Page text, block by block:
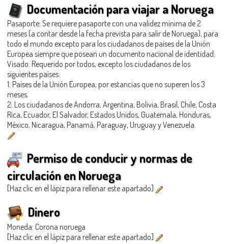
Documentación para viajar a Noruega
Pasaporte: Se requiere pasaporte con una validez mínima de 2
meses (a contar desde la fecha prevista para salir de Noruega), para
todo el mundo excepto para los ciudadanos de países de la Unión
Europea siempre que posean un documento nacional de identidad:
Visado: Requerido por todos, excepto los ciudadanos de los
siguientes países:
1: Países de la Unión Europea, por estancias que no superen los 3
meses.
2: Los ciudadanos de Andorra, Argentina, Bolivia, Brasil, Chile, Costa
Rica, Ecuador, El Salvador, Estados Unidos, Guatemala, Honduras,
México, Nicaragua, Panamá, Paraguay, Uruguay y Venezuela.
Permiso de conducir y normas de
circulación en Noruega
[Haz clic en el lápiz para rellenar este apartado]
Dinero
Moneda: Corona noruega
[Haz clic en el lápiz para rellenar este apartado]